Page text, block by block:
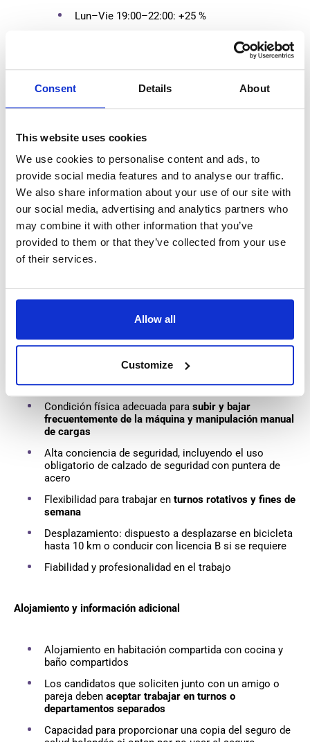
Consent Details About
This website uses cookies
We use cookies to personalise content and ads, to
provide social media features and to analyse our traffic.
We also share information about your use of our site with
our social media, advertising and analytics partners who
may combine it with other information that you’ve
provided to them or that they’ve collected from your use
of their services.
Allow all
Customize
Lun–Vie 19:00–22:00: +25 %
Pagos semanales
Turnos estructurados de lunes a viernes (07:00–15:00
o 13:00–21:00)
Posibilidad de obtener ingresos adicionales por horas
extra
Requisitos
Certificado Reach Truck válido– obligatorio para
Experiencia demostrada operando Reach Truck,
preferiblemente enalmacenamiento en altura/pasillos
estrechos
Capacidad para trabajar enentornos con temperatura
controlada(Fresh +5/+10 °C, Freezer -18/-28 °C)
Condición física adecuada para subir y bajar
frecuentemente de la máquina y manipulación manual
de cargas
Alta conciencia de seguridad, incluyendo el uso
obligatorio de calzado de seguridad con puntera de
acero
Flexibilidad para trabajar en turnos rotativos y fines de
semana
Desplazamiento: dispuesto a desplazarse en bicicleta
hasta 10 km o conducir con licencia B si se requiere
Fiabilidad y profesionalidad en el trabajo
Alojamiento y información adicional
Alojamiento en habitación compartida con cocina y
baño compartidos
Los candidatos que soliciten junto con un amigo o
pareja deben aceptar trabajar en turnos o
departamentos separados
Capacidad para proporcionar una copia del seguro de